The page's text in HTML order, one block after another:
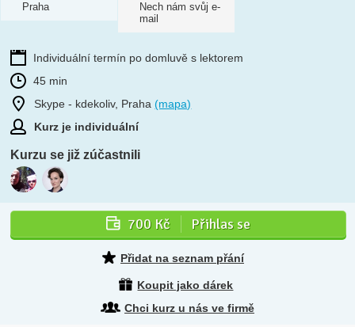
Praha
Nech nám svůj e-
mail
Individuální termín po domluvě s lektorem
45 min
Skype - kdekoliv, Praha(mapa)
Kurz je individuální
Kurzu se již zúčastnili
700 Kč Přihlas se
Přidat na seznam přání
Koupit jako dárek
Chci kurz u nás ve firmě